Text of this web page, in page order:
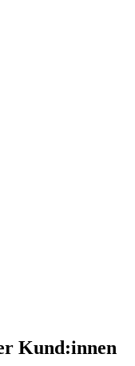
Kund:innen